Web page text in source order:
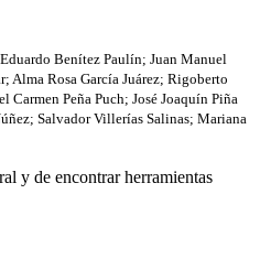
Eduardo Benítez Paulín; Juan Manuel
; Alma Rosa García Juárez; Rigoberto
Carmen Peña Puch; José Joaquín Piña
; Salvador Villerías Salinas; Mariana
y de encontrar herramientas